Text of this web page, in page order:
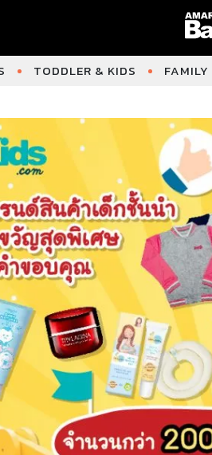
TODDLER & KIDS FAMILY